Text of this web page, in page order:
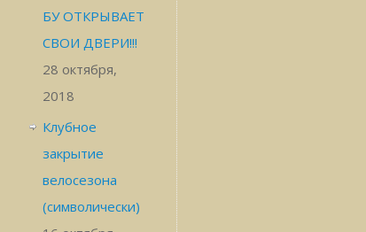
БУ ОТКРЫВАЕТ
СВОИ ДВЕРИ!!!
28 октября,
2018
Клубное
закрытие
велосезона
(символически)